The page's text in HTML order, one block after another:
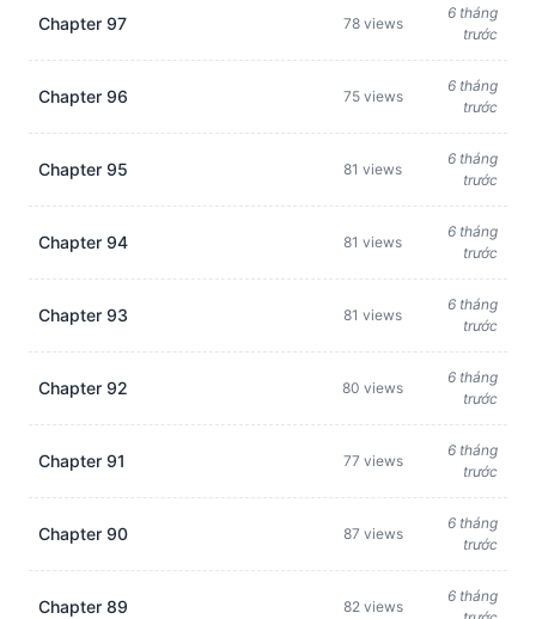
Chapter 97 78 views
6 tháng
trước
Chapter 96 75 views
6 tháng
trước
Chapter 95 81 views
6 tháng
trước
Chapter 94 81 views
6 tháng
trước
Chapter 93 81 views
6 tháng
trước
Chapter 92 80 views
6 tháng
trước
Chapter 91 77 views
6 tháng
trước
Chapter 90 87 views
6 tháng
trước
Chapter 89 82 views
6 tháng